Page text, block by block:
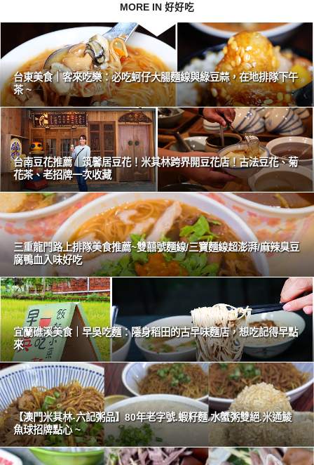
MORE IN 好好吃
台東美食｜客來吃樂：必吃蚵仔大腸麵線與綠豆蒜，在地排隊下午
茶 ~
台南豆花推薦｜筑馨居豆花！米其林跨界開豆花店！古法豆花、菊
花茶、老招牌一次收藏
三重龍門路上排隊美食推薦~雙囍號麵線/三寶麵線超澎湃/麻辣臭豆
腐鴨血入味好吃
宜蘭礁溪美食｜早吳吃麵：隱身稻田的古早味麵店，想吃記得早點
來
【澳門米其林-六記粥品】80年老字號.蝦籽麵.水蟹粥雙絕.米通鯪
魚球招牌點心 ~